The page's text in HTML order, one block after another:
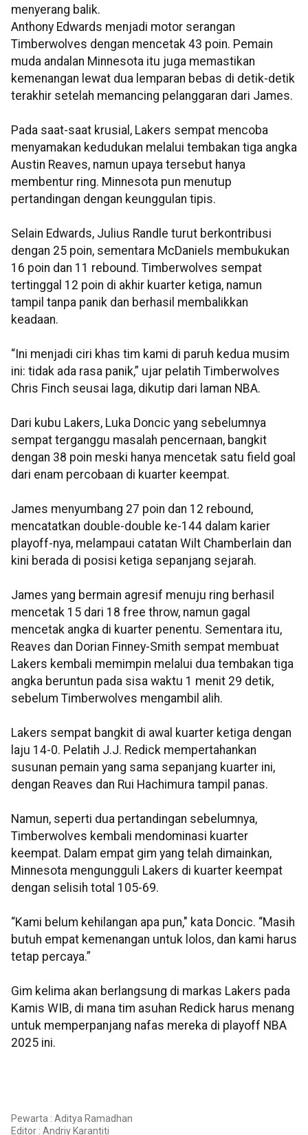
menyerang balik.
Anthony Edwards menjadi motor serangan
Timberwolves dengan mencetak 43 poin. Pemain
muda andalan Minnesota itu juga memastikan
kemenangan lewat dua lemparan bebas di detik-detik
terakhir setelah memancing pelanggaran dari James.
Pada saat-saat krusial, Lakers sempat mencoba
menyamakan kedudukan melalui tembakan tiga angka
Austin Reaves, namun upaya tersebut hanya
membentur ring. Minnesota pun menutup
pertandingan dengan keunggulan tipis.
Selain Edwards, Julius Randle turut berkontribusi
dengan 25 poin, sementara McDaniels membukukan
16 poin dan 11 rebound. Timberwolves sempat
tertinggal 12 poin di akhir kuarter ketiga, namun
tampil tanpa panik dan berhasil membalikkan
keadaan.
“Ini menjadi ciri khas tim kami di paruh kedua musim
ini: tidak ada rasa panik,” ujar pelatih Timberwolves
Chris Finch seusai laga, dikutip dari laman NBA.
Dari kubu Lakers, Luka Doncic yang sebelumnya
sempat terganggu masalah pencernaan, bangkit
dengan 38 poin meski hanya mencetak satu field goal
dari enam percobaan di kuarter keempat.
James menyumbang 27 poin dan 12 rebound,
mencatatkan double-double ke-144 dalam karier
playoff-nya, melampaui catatan Wilt Chamberlain dan
kini berada di posisi ketiga sepanjang sejarah.
James yang bermain agresif menuju ring berhasil
mencetak 15 dari 18 free throw, namun gagal
mencetak angka di kuarter penentu. Sementara itu,
Reaves dan Dorian Finney-Smith sempat membuat
Lakers kembali memimpin melalui dua tembakan tiga
angka beruntun pada sisa waktu 1 menit 29 detik,
sebelum Timberwolves mengambil alih.
Lakers sempat bangkit di awal kuarter ketiga dengan
laju 14-0. Pelatih J.J. Redick mempertahankan
susunan pemain yang sama sepanjang kuarter ini,
dengan Reaves dan Rui Hachimura tampil panas.
Namun, seperti dua pertandingan sebelumnya,
Timberwolves kembali mendominasi kuarter
keempat. Dalam empat gim yang telah dimainkan,
Minnesota mengungguli Lakers di kuarter keempat
dengan selisih total 105-69.
“Kami belum kehilangan apa pun," kata Doncic. “Masih
butuh empat kemenangan untuk lolos, dan kami harus
tetap percaya.”
Gim kelima akan berlangsung di markas Lakers pada
Kamis WIB, di mana tim asuhan Redick harus menang
untuk memperpanjang nafas mereka di playoff NBA
2025 ini.
Pewarta : Aditya Ramadhan
Editor : Andriy Karantiti